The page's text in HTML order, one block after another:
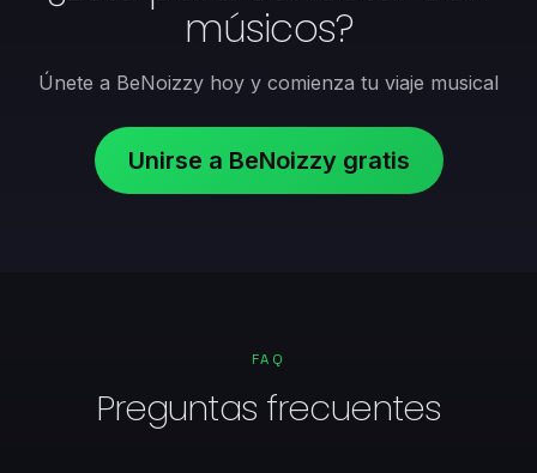
músicos?
Únete a BeNoizzy hoy y comienza tu viaje musical
Unirse a BeNoizzy gratis
FAQ
Preguntas frecuentes